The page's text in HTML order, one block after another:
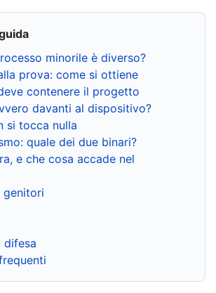
minorile è diverso?
prova: come si ottiene
contenere il progetto
davanti al dispositivo?
si tocca nulla
quale dei due binari?
e che cosa accade nel
genitori
difesa